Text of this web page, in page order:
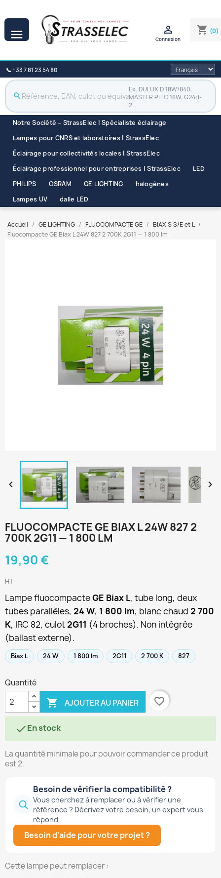
 shopping_cart (0)

Connexion
📞 +33 7 81 23 54 80
search
Ex. DULUX D 18W/840,
MASTER PL-C 18W, G24d-
2…
Notre Société – StrassElec | Spécialiste éclairage
Lampes pour CNRS et laboratoires | StrassElec
Éclairage pour collectivités locales | StrassElec
Éclairage professionnel pour entreprises | StrassElec
LED
PHILIPS
OSRAM GE LIGHTING
halogènes
Lampes UV
dalle LED
Accueil GE LIGHTING FLUOCOMPACTE GE
BIAX S S/E et L
Fluocompacte GE Biax L 24W 827 2 700K 2G11 — 1 800 lm
 
FLUOCOMPACTE GE BIAX L 24W 827 2
700K 2G11 — 1 800 LM
19,90 €
HT
Lampe fluocompacteGE Biax L, tube long, deux
tubes parallèles, 24 W, 1 800 lm, blanc chaud 2 700
K, IRC 82, culot 2G11 (4 broches). Non intégrée
(ballast externe).
Biax L 24 W 1 800 lm 2G11 2 700 K 827
Quantité
 AJOUTER AU PANIER favorite_border
En stock
La quantité minimale pour pouvoir commander ce produit
est 2.
Besoin de vérifier la compatibilité ?
Vous cherchez à remplacer ou à vérifier une
référence ? Décrivez votre besoin, un expert vous
répond.
Besoin d'aide pour votre projet ?
Cette lampe peut remplacer :